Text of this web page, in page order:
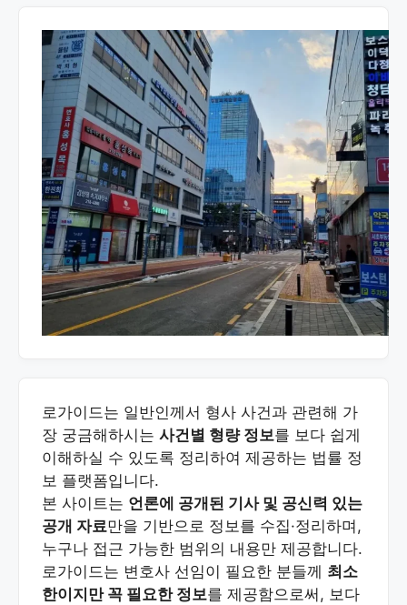
로가이드는 일반인께서 형사 사건과 관련해 가
장 궁금해하시는 사건별 형량 정보를 보다 쉽게
이해하실 수 있도록 정리하여 제공하는 법률 정
보 플랫폼입니다.
본 사이트는 언론에 공개된 기사 및 공신력 있는
공개 자료만을 기반으로 정보를 수집·정리하며,
누구나 접근 가능한 범위의 내용만 제공합니다.
로가이드는 변호사 선임이 필요한 분들께 최소
한이지만 꼭 필요한 정보를 제공함으로써, 보다